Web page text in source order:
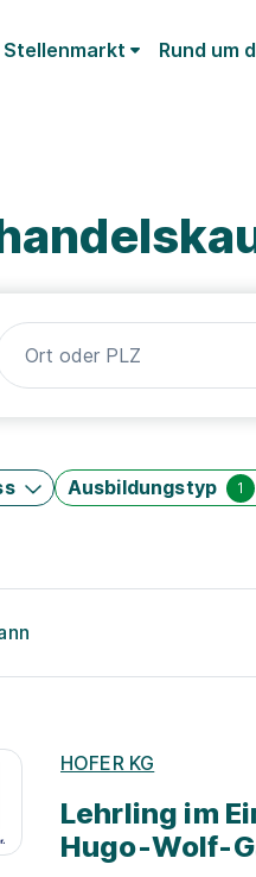
Stellenmarkt Rund um
Ausbildungstyp 1
HOFER KG
Lehrling im
Hugo-Wolf-